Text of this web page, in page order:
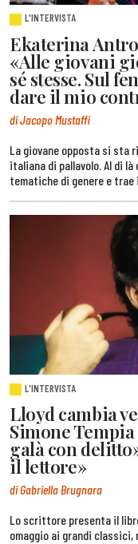
L'INTERVISTA
Ekaterina
«Alle giovani
sé stesse. Sul
dare il mio
di Jacopo Mustaffi
La giovane opposta si sta
italiana di pallavolo. Al di
tematiche di genere e trae
L'INTERVISTA
Lloyd cambia
Simone
galà con
il lettore»
di Gabriella Brugnara
Lo scrittore presenta il
omaggio ai grandi